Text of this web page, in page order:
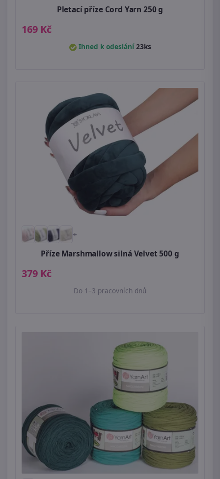
Pletací příze Cord Yarn 250 g
169 Kč
Ihned k odeslání23ks
+
Příze Marshmallow silná Velvet 500 g
379 Kč
Do 1–3 pracovních dnů